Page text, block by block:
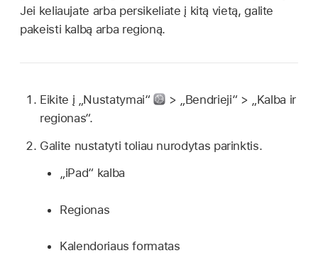
Jei keliaujate arba persikeliate į kitą vietą, galite
pakeisti kalbą arba regioną.
Eikite į „Nustatymai“
> „Bendrieji“ > „Kalba ir
regionas“.
Galite nustatyti toliau nurodytas parinktis.
„iPad“ kalba
Regionas
Kalendoriaus formatas